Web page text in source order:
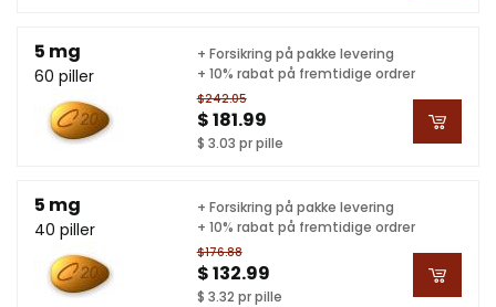
5 mg
60 piller
$242.05
$ 181.99
$ 3.03 pr pille
+ Forsikring på pakke levering
+ 10% rabat på fremtidige ordrer
5 mg
40 piller
$176.88
$ 132.99
$ 3.32 pr pille
+ Forsikring på pakke levering
+ 10% rabat på fremtidige ordrer